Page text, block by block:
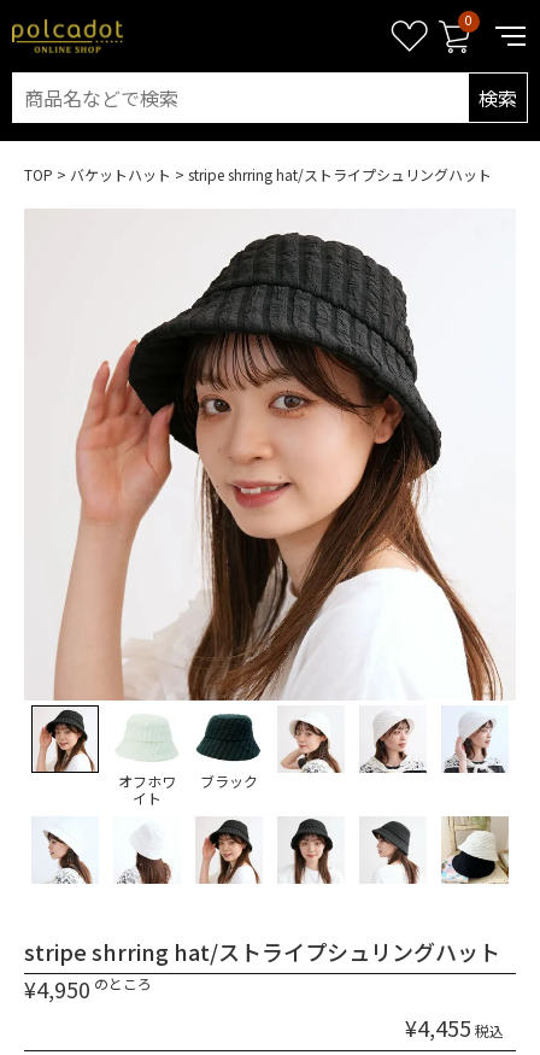
0
検索
TOP バケットハット stripe shrring hat/ストライプシュリングハット
オフホワ
イト
ブラック
stripe shrring hat/ストライプシュリングハット
¥4,950 のところ
¥4,455 税込